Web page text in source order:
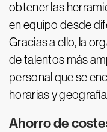
obtener las
en equipo desde
Gracias a ello, la
de talentos más
personal que se
horarias y
Ahorro de